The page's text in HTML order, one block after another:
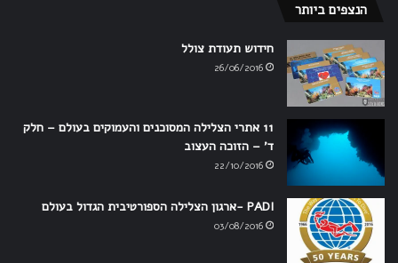
הנצפים ביותר
חידוש תעודת צולל
26/06/2016
11 אתרי הצלילה המסוכנים והעמוקים בעולם – חלק
ד' – הזוכה העצוב
22/10/2016
PADI -ארגון הצלילה הספורטיבית הגדול בעולם
03/08/2016